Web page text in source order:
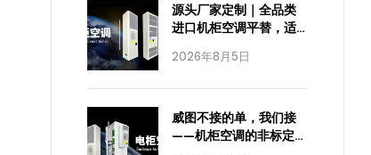
2026年8月5日
源头厂家定制｜全品类
进口机柜空调平替，适
威图不接的单，我们接
——机柜空调的非标定